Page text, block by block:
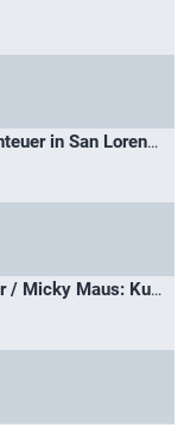
Der gestiefelte Kater - Abenteuer in San Lorenzo / Puss in Boots
Micky und die flinken Flitzer / Micky Maus: Kunterbunte Abenteuer